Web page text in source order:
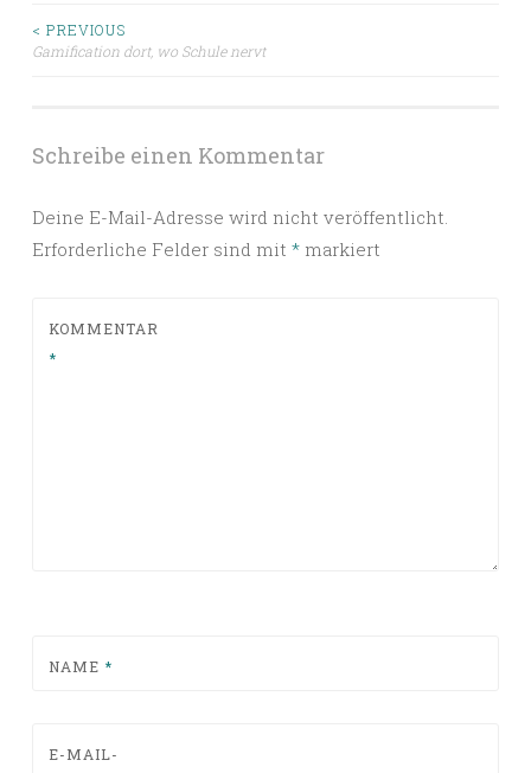
Beitragsnavigation
< PREVIOUS
Gamification dort, wo Schule nervt
Schreibe einen Kommentar
Deine E-Mail-Adresse wird nicht veröffentlicht.
Erforderliche Felder sind mit * markiert
KOMMENTAR
*
NAME *
E-MAIL-